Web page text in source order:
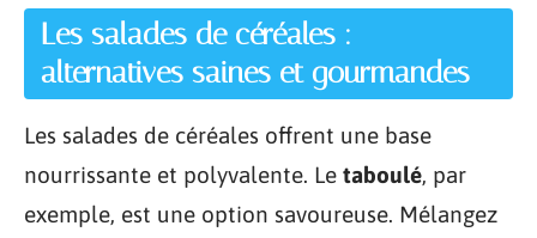
Les salades de céréales :
alternatives saines et gourmandes
Les salades de céréales offrent une base
nourrissante et polyvalente. Le taboulé, par
exemple, est une option savoureuse. Mélangez